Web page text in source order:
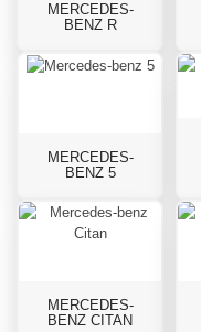
MERCEDES-
BENZ R
MERCEDES-
BENZ 5
MERCEDES-
BENZ CITAN